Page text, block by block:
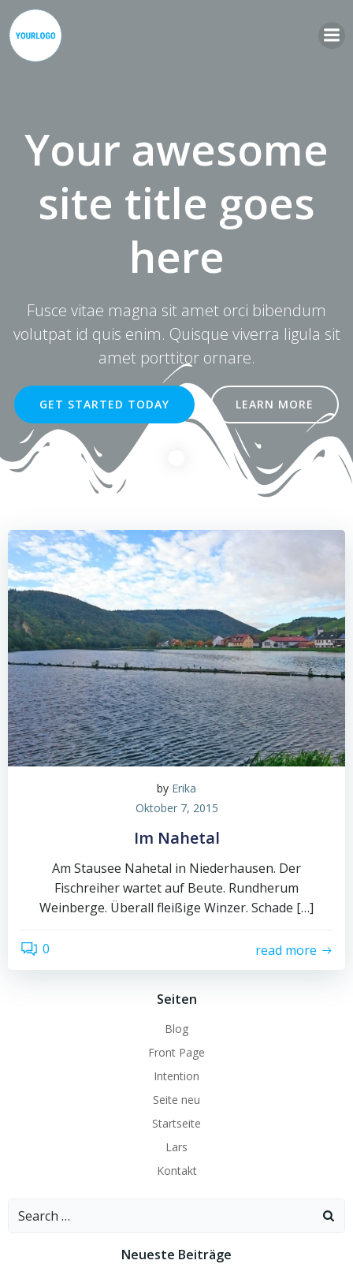
Your awesome
site title goes
here
Fusce vitae magna sit amet orci bibendum
volutpat id quis enim. Quisque viverra ligula sit
amet porttitor ornare.
GET STARTED TODAY LEARN MORE
by Erika
Oktober 7, 2015
Im Nahetal
Am Stausee Nahetal in Niederhausen. Der
Fischreiher wartet auf Beute. Rundherum
Weinberge. Überall fleißige Winzer. Schade […]
0 read more
Seiten
Blog
Front Page
Intention
Seite neu
Startseite
Lars
Kontakt
Search
Neueste Beiträge